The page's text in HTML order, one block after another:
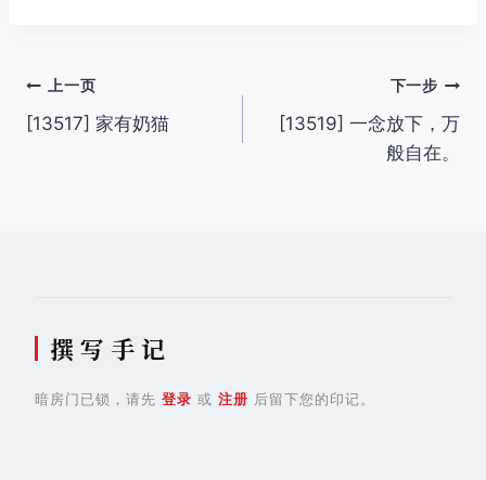
文
章
上一页
[13517] 家有奶猫
下一步
[13519] 一念放下，万
般自在。
撰 写 手 记
暗房门已锁，请先 登录 或 注册 后留下您的印记。